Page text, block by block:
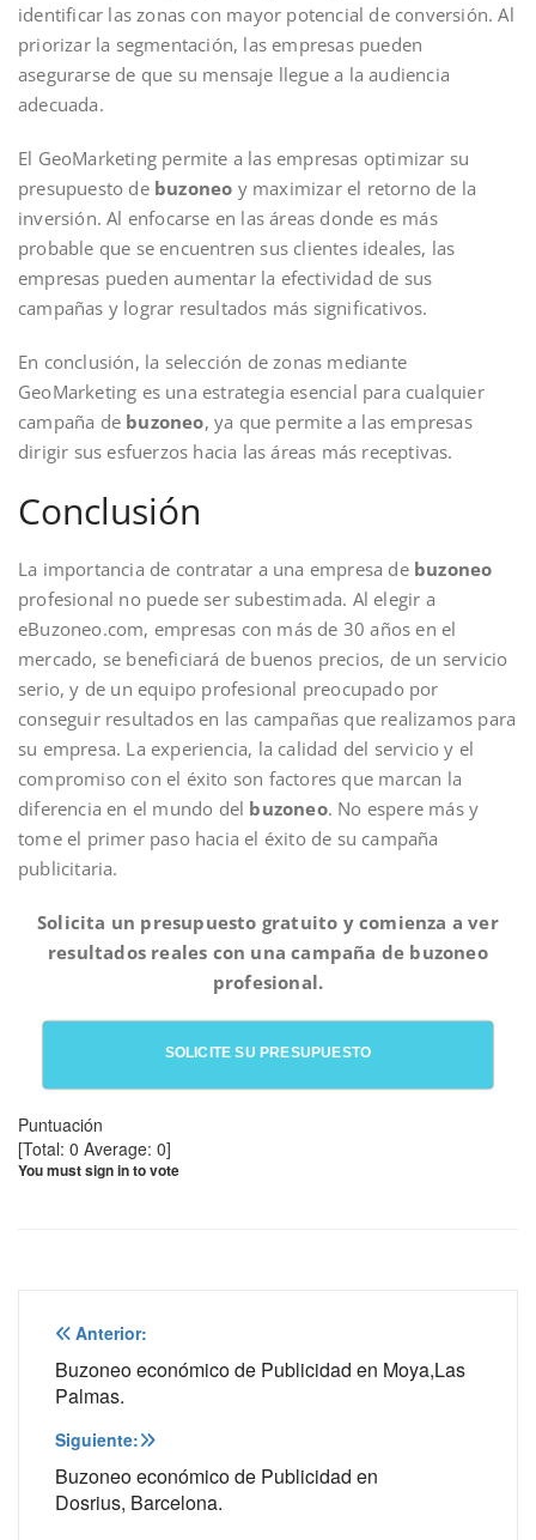
identificar las zonas con mayor potencial de conversión. Al
priorizar la segmentación, las empresas pueden
asegurarse de que su mensaje llegue a la audiencia
adecuada.
El GeoMarketing permite a las empresas optimizar su
presupuesto de buzoneo y maximizar el retorno de la
inversión. Al enfocarse en las áreas donde es más
probable que se encuentren sus clientes ideales, las
empresas pueden aumentar la efectividad de sus
campañas y lograr resultados más significativos.
En conclusión, la selección de zonas mediante
GeoMarketing es una estrategia esencial para cualquier
campaña de buzoneo, ya que permite a las empresas
dirigir sus esfuerzos hacia las áreas más receptivas.
Conclusión
La importancia de contratar a una empresa de buzoneo
profesional no puede ser subestimada. Al elegir a
eBuzoneo.com, empresas con más de 30 años en el
mercado, se beneficiará de buenos precios, de un servicio
serio, y de un equipo profesional preocupado por
conseguir resultados en las campañas que realizamos para
su empresa. La experiencia, la calidad del servicio y el
compromiso con el éxito son factores que marcan la
diferencia en el mundo del buzoneo. No espere más y
tome el primer paso hacia el éxito de su campaña
publicitaria.
Solicita un presupuesto gratuito y comienza a ver
resultados reales con una campaña de buzoneo
profesional.
SOLICITE SU PRESUPUESTO
Puntuación
[Total: 0 Average: 0]
You must sign in to vote
Navegación
de
entradas
Anterior:
Buzoneo económico de Publicidad en Moya,Las
Palmas.
Siguiente:
Buzoneo económico de Publicidad en
Dosrius, Barcelona.